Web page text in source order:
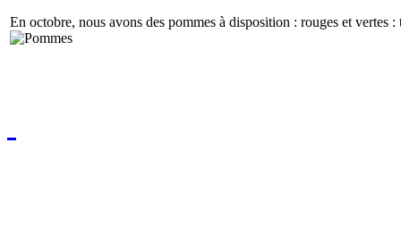
En octobre, nous avons des pommes à disposition : rouges et vertes